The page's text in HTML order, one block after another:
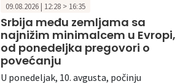
09.08.2026 | 12:28 > 16:35
Srbija među zemljama sa
najnižim minimalcem u Evropi,
od ponedeljka pregovori o
povećanju
U ponedeljak, 10. avgusta, počinju